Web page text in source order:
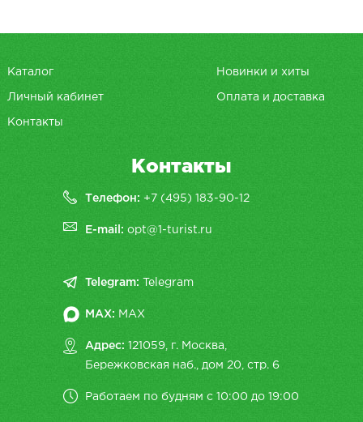
Каталог Новинки и хиты
Личный кабинет Оплата и доставка
Контакты
Контакты
Телефон: +7 (495) 183-90-12
E-mail:opt@1-turist.ru
Telegram: Telegram
MAX: MAX
Адрес: 121059, г. Москва,
Бережковская наб., дом 20, cтр. 6
Работаем по будням с 10:00 до 19:00